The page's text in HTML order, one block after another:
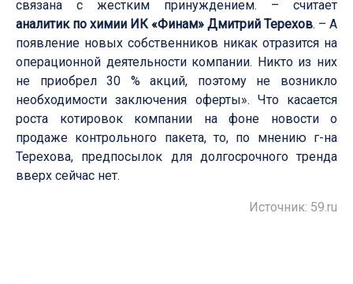
связана с жестким принуждением. – считает
аналитик по химии ИК «Финам» Дмитрий Терехов. – А
появление новых собственников никак отразится на
операционной деятельности компании. Никто из них
не приобрел 30 % акций, поэтому не возникло
необходимости заключения оферты». Что касается
роста котировок компании на фоне новости о
продаже контрольного пакета, то, по мнению г-на
Терехова, предпосылок для долгосрочного тренда
вверх сейчас нет.
Источник: 59.ru